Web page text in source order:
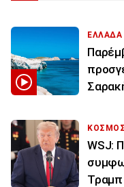
ΕΛΛΑΔΑ
ΚΟΣΜΟΣ
WSJ:
Τραμπ